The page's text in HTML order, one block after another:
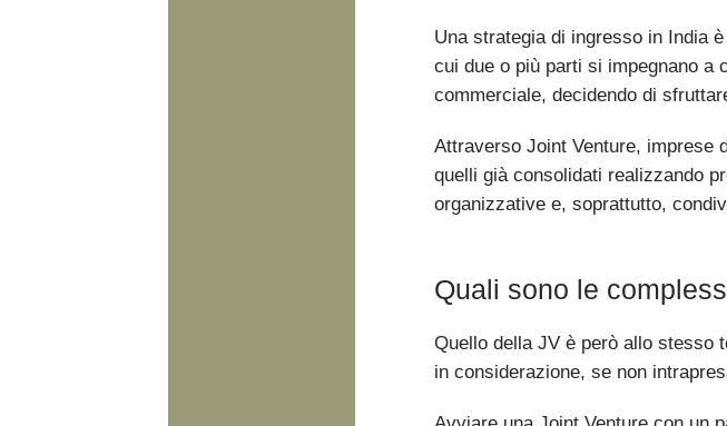
Una strategia di ingresso in India
cui due o più parti si impegnano a
commerciale, decidendo di
Attraverso Joint Venture, imprese
quelli già consolidati realizzando
organizzative e, soprattutto,
Quali sono le
Quello della JV è però allo stesso
in considerazione, se non